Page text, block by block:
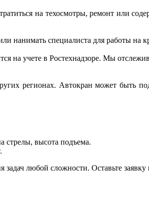
на техосмотры, ремонт или
нанимать специалиста для работы на
на учете в Ростехнадзоре. Мы
регионах. Автокран может быть
стрелы, высота подъема.
любой сложности. Оставьте